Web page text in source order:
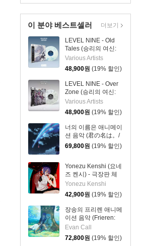
Viola And Piano)
이 분야 베스트셀러
LEVEL NINE - Old
Tales (승리의 여신:
니케 OST) [마블 컬러
LP]
Various Artists
48,900원 (19% 할인)
LEVEL NINE - Over
Zone (승리의 여신:
니케 OST) [마블 컬러
LP]
Various Artists
48,900원 (19% 할인)
너의 이름은 애니메이
션 음악 (君の名は。/
your name. OST by
69,800원 (19% 할인)
Yonezu Kenshi (요네
즈 켄시) - 극장판 체
인소 맨: 레제편 주제
곡 IRIS OUT / JANE
DOE [LP]
Yonezu Kenshi
42,900원 (19% 할인)
장송의 프리렌 애니메
이션 음악 (Frieren:
Beyond Journey's
End - Original
Soundtrack) [블루 &
Evan Call
72,800원 (19% 할인)
더보기